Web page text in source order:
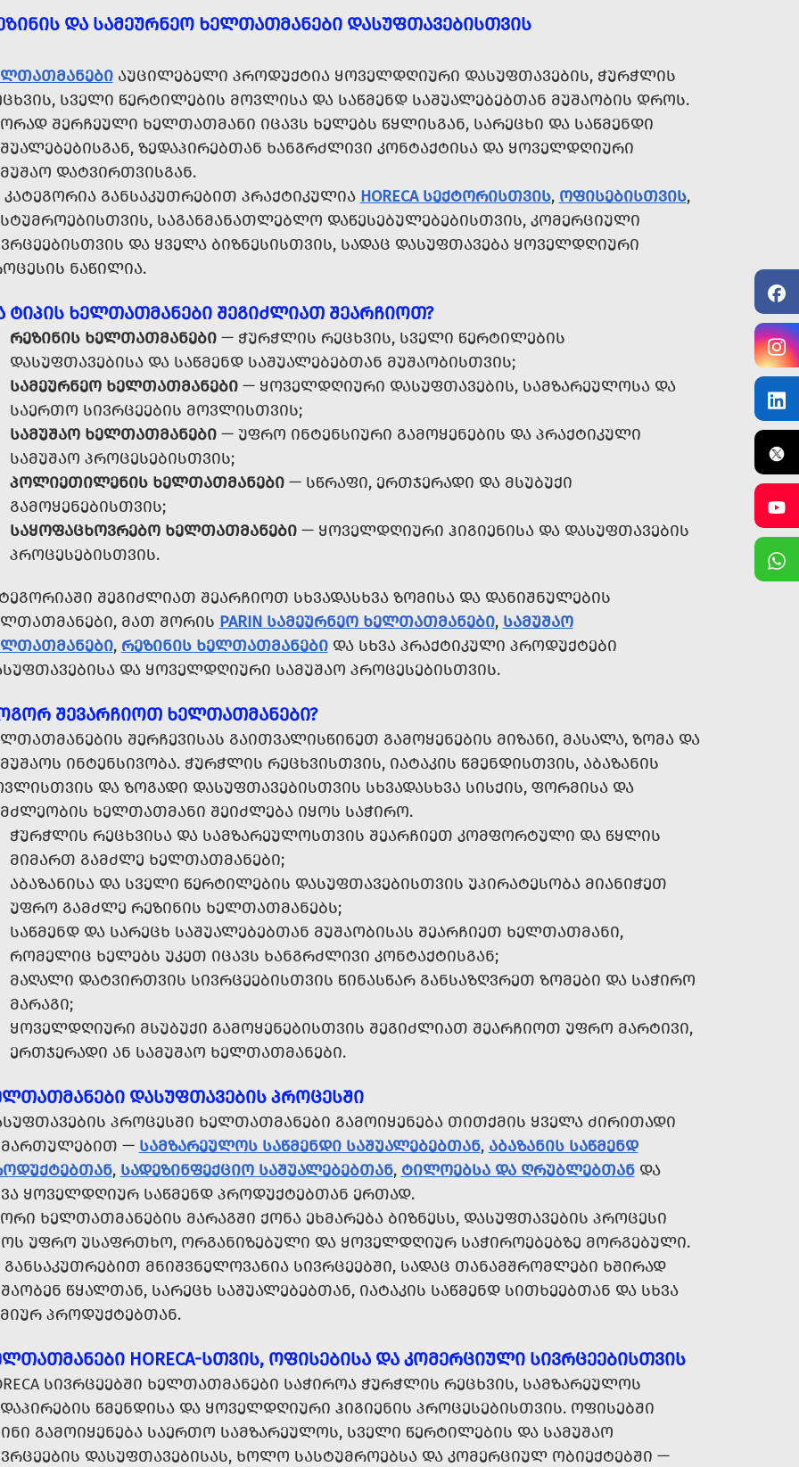
ᲓᲐ ᲡᲐᲛᲔᲣᲠᲜᲔᲝ ᲮᲔᲚᲗᲐᲗᲛᲐᲜᲔᲑᲘ ᲓᲐᲡᲣᲤᲗᲐᲕᲔᲑᲘᲡᲗᲕᲘᲡ
ᲐᲣᲪᲘᲚᲔᲑᲔᲚᲘ ᲞᲠᲝᲓᲣᲥᲢᲘᲐ ᲧᲝᲕᲔᲚᲓᲦᲘᲣᲠᲘ ᲓᲐᲡᲣᲤᲗᲐᲕᲔᲑᲘᲡ, ᲭᲣᲠᲭᲚᲘᲡ
ᲡᲕᲔᲚᲘ ᲬᲔᲠᲢᲘᲚᲔᲑᲘᲡ ᲛᲝᲕᲚᲘᲡᲐ ᲓᲐ ᲡᲐᲬᲛᲔᲜᲓ ᲡᲐᲨᲣᲐᲚᲔᲑᲔᲑᲗᲐᲜ ᲛᲣᲨᲐᲝᲑᲘᲡ ᲓᲠᲝᲡ.
ᲨᲔᲠᲩᲔᲣᲚᲘ ᲮᲔᲚᲗᲐᲗᲛᲐᲜᲘ ᲘᲪᲐᲕᲡ ᲮᲔᲚᲔᲑᲡ ᲬᲧᲚᲘᲡᲒᲐᲜ, ᲡᲐᲠᲔᲪᲮᲘ ᲓᲐ ᲡᲐᲬᲛᲔᲜᲓᲘ
ᲖᲔᲓᲐᲞᲘᲠᲔᲑᲗᲐᲜ ᲮᲐᲜᲒᲠᲫᲚᲘᲕᲘ ᲙᲝᲜᲢᲐᲥᲢᲘᲡᲐ ᲓᲐ ᲧᲝᲕᲔᲚᲓᲦᲘᲣᲠᲘ
ᲓᲐᲢᲕᲘᲠᲗᲕᲘᲡᲒᲐᲜ.
ᲙᲐᲢᲔᲒᲝᲠᲘᲐ ᲒᲐᲜᲡᲐᲙᲣᲗᲠᲔᲑᲘᲗ ᲞᲠᲐᲥᲢᲘᲙᲣᲚᲘᲐ HORECA ᲡᲔᲥᲢᲝᲠᲘᲡᲗᲕᲘᲡ, ᲝᲤᲘᲡᲔᲑᲘᲡᲗᲕᲘᲡ,
ᲡᲐᲒᲐᲜᲛᲐᲜᲐᲗᲚᲔᲑᲚᲝ ᲓᲐᲬᲔᲡᲔᲑᲣᲚᲔᲑᲔᲑᲘᲡᲗᲕᲘᲡ, ᲙᲝᲛᲔᲠᲪᲘᲣᲚᲘ
ᲓᲐ ᲧᲕᲔᲚᲐ ᲑᲘᲖᲜᲔᲡᲘᲡᲗᲕᲘᲡ, ᲡᲐᲓᲐᲪ ᲓᲐᲡᲣᲤᲗᲐᲕᲔᲑᲐ ᲧᲝᲕᲔᲚᲓᲦᲘᲣᲠᲘ
ᲜᲐᲬᲘᲚᲘᲐ.
ᲢᲘᲞᲘᲡ ᲮᲔᲚᲗᲐᲗᲛᲐᲜᲔᲑᲘ ᲨᲔᲒᲘᲫᲚᲘᲐᲗ ᲨᲔᲐᲠᲩᲘᲝᲗ?
ᲠᲔᲖᲘᲜᲘᲡ ᲮᲔᲚᲗᲐᲗᲛᲐᲜᲔᲑᲘ— ᲭᲣᲠᲭᲚᲘᲡ ᲠᲔᲪᲮᲕᲘᲡ, ᲡᲕᲔᲚᲘ ᲬᲔᲠᲢᲘᲚᲔᲑᲘᲡ
ᲓᲐᲡᲣᲤᲗᲐᲕᲔᲑᲘᲡᲐ ᲓᲐ ᲡᲐᲬᲛᲔᲜᲓ ᲡᲐᲨᲣᲐᲚᲔᲑᲔᲑᲗᲐᲜ ᲛᲣᲨᲐᲝᲑᲘᲡᲗᲕᲘᲡ;
ᲡᲐᲛᲔᲣᲠᲜᲔᲝ ᲮᲔᲚᲗᲐᲗᲛᲐᲜᲔᲑᲘ— ᲧᲝᲕᲔᲚᲓᲦᲘᲣᲠᲘ ᲓᲐᲡᲣᲤᲗᲐᲕᲔᲑᲘᲡ, ᲡᲐᲛᲖᲐᲠᲔᲣᲚᲝᲡᲐ ᲓᲐ
ᲡᲐᲔᲠᲗᲝ ᲡᲘᲕᲠᲪᲔᲔᲑᲘᲡ ᲛᲝᲕᲚᲘᲡᲗᲕᲘᲡ;
ᲡᲐᲛᲣᲨᲐᲝ ᲮᲔᲚᲗᲐᲗᲛᲐᲜᲔᲑᲘ— ᲣᲤᲠᲝ ᲘᲜᲢᲔᲜᲡᲘᲣᲠᲘ ᲒᲐᲛᲝᲧᲔᲜᲔᲑᲘᲡ ᲓᲐ ᲞᲠᲐᲥᲢᲘᲙᲣᲚᲘ
ᲡᲐᲛᲣᲨᲐᲝ ᲞᲠᲝᲪᲔᲡᲔᲑᲘᲡᲗᲕᲘᲡ;
ᲞᲝᲚᲘᲔᲗᲘᲚᲔᲜᲘᲡ ᲮᲔᲚᲗᲐᲗᲛᲐᲜᲔᲑᲘ— ᲡᲬᲠᲐᲤᲘ, ᲔᲠᲗᲯᲔᲠᲐᲓᲘ ᲓᲐ ᲛᲡᲣᲑᲣᲥᲘ
ᲒᲐᲛᲝᲧᲔᲜᲔᲑᲘᲡᲗᲕᲘᲡ;
ᲡᲐᲧᲝᲤᲐᲪᲮᲝᲕᲠᲔᲑᲝ ᲮᲔᲚᲗᲐᲗᲛᲐᲜᲔᲑᲘ— ᲧᲝᲕᲔᲚᲓᲦᲘᲣᲠᲘ ᲰᲘᲒᲘᲔᲜᲘᲡᲐ ᲓᲐ ᲓᲐᲡᲣᲤᲗᲐᲕᲔᲑᲘᲡ
ᲞᲠᲝᲪᲔᲡᲔᲑᲘᲡᲗᲕᲘᲡ.
ᲨᲔᲒᲘᲫᲚᲘᲐᲗ ᲨᲔᲐᲠᲩᲘᲝᲗ ᲡᲮᲕᲐᲓᲐᲡᲮᲕᲐ ᲖᲝᲛᲘᲡᲐ ᲓᲐ ᲓᲐᲜᲘᲨᲜᲣᲚᲔᲑᲘᲡ
ᲛᲐᲗ ᲨᲝᲠᲘᲡ PARIN ᲡᲐᲛᲔᲣᲠᲜᲔᲝ ᲮᲔᲚᲗᲐᲗᲛᲐᲜᲔᲑᲘ, ᲡᲐᲛᲣᲨᲐᲝ
, ᲠᲔᲖᲘᲜᲘᲡ ᲮᲔᲚᲗᲐᲗᲛᲐᲜᲔᲑᲘᲓᲐ ᲡᲮᲕᲐ ᲞᲠᲐᲥᲢᲘᲙᲣᲚᲘ ᲞᲠᲝᲓᲣᲥᲢᲔᲑᲘ
ᲓᲐ ᲧᲝᲕᲔᲚᲓᲦᲘᲣᲠᲘ ᲡᲐᲛᲣᲨᲐᲝ ᲞᲠᲝᲪᲔᲡᲔᲑᲘᲡᲗᲕᲘᲡ.
ᲨᲔᲕᲐᲠᲩᲘᲝᲗ ᲮᲔᲚᲗᲐᲗᲛᲐᲜᲔᲑᲘ?
ᲨᲔᲠᲩᲔᲕᲘᲡᲐᲡ ᲒᲐᲘᲗᲕᲐᲚᲘᲡᲬᲘᲜᲔᲗ ᲒᲐᲛᲝᲧᲔᲜᲔᲑᲘᲡ ᲛᲘᲖᲐᲜᲘ, ᲛᲐᲡᲐᲚᲐ, ᲖᲝᲛᲐ ᲓᲐ
ᲘᲜᲢᲔᲜᲡᲘᲕᲝᲑᲐ. ᲭᲣᲠᲭᲚᲘᲡ ᲠᲔᲪᲮᲕᲘᲡᲗᲕᲘᲡ, ᲘᲐᲢᲐᲙᲘᲡ ᲬᲛᲔᲜᲓᲘᲡᲗᲕᲘᲡ, ᲐᲑᲐᲖᲐᲜᲘᲡ
ᲓᲐ ᲖᲝᲒᲐᲓᲘ ᲓᲐᲡᲣᲤᲗᲐᲕᲔᲑᲘᲡᲗᲕᲘᲡ ᲡᲮᲕᲐᲓᲐᲡᲮᲕᲐ ᲡᲘᲡᲥᲘᲡ, ᲤᲝᲠᲛᲘᲡᲐ ᲓᲐ
ᲮᲔᲚᲗᲐᲗᲛᲐᲜᲘ ᲨᲔᲘᲫᲚᲔᲑᲐ ᲘᲧᲝᲡ ᲡᲐᲭᲘᲠᲝ.
ᲭᲣᲠᲭᲚᲘᲡ ᲠᲔᲪᲮᲕᲘᲡᲐ ᲓᲐ ᲡᲐᲛᲖᲐᲠᲔᲣᲚᲝᲡᲗᲕᲘᲡ ᲨᲔᲐᲠᲩᲘᲔᲗ ᲙᲝᲛᲤᲝᲠᲢᲣᲚᲘ ᲓᲐ ᲬᲧᲚᲘᲡ
ᲛᲘᲛᲐᲠᲗ ᲒᲐᲛᲫᲚᲔ ᲮᲔᲚᲗᲐᲗᲛᲐᲜᲔᲑᲘ;
ᲐᲑᲐᲖᲐᲜᲘᲡᲐ ᲓᲐ ᲡᲕᲔᲚᲘ ᲬᲔᲠᲢᲘᲚᲔᲑᲘᲡ ᲓᲐᲡᲣᲤᲗᲐᲕᲔᲑᲘᲡᲗᲕᲘᲡ ᲣᲞᲘᲠᲐᲢᲔᲡᲝᲑᲐ ᲛᲘᲐᲜᲘᲭᲔᲗ
ᲣᲤᲠᲝ ᲒᲐᲛᲫᲚᲔ ᲠᲔᲖᲘᲜᲘᲡ ᲮᲔᲚᲗᲐᲗᲛᲐᲜᲔᲑᲡ;
ᲡᲐᲬᲛᲔᲜᲓ ᲓᲐ ᲡᲐᲠᲔᲪᲮ ᲡᲐᲨᲣᲐᲚᲔᲑᲔᲑᲗᲐᲜ ᲛᲣᲨᲐᲝᲑᲘᲡᲐᲡ ᲨᲔᲐᲠᲩᲘᲔᲗ ᲮᲔᲚᲗᲐᲗᲛᲐᲜᲘ,
ᲠᲝᲛᲔᲚᲘᲪ ᲮᲔᲚᲔᲑᲡ ᲣᲙᲔᲗ ᲘᲪᲐᲕᲡ ᲮᲐᲜᲒᲠᲫᲚᲘᲕᲘ ᲙᲝᲜᲢᲐᲥᲢᲘᲡᲒᲐᲜ;
ᲛᲐᲦᲐᲚᲘ ᲓᲐᲢᲕᲘᲠᲗᲕᲘᲡ ᲡᲘᲕᲠᲪᲔᲔᲑᲘᲡᲗᲕᲘᲡ ᲬᲘᲜᲐᲡᲬᲐᲠ ᲒᲐᲜᲡᲐᲖᲦᲕᲠᲔᲗ ᲖᲝᲛᲔᲑᲘ ᲓᲐ ᲡᲐᲭᲘᲠᲝ
ᲛᲐᲠᲐᲒᲘ;
ᲧᲝᲕᲔᲚᲓᲦᲘᲣᲠᲘ ᲛᲡᲣᲑᲣᲥᲘ ᲒᲐᲛᲝᲧᲔᲜᲔᲑᲘᲡᲗᲕᲘᲡ ᲨᲔᲒᲘᲫᲚᲘᲐᲗ ᲨᲔᲐᲠᲩᲘᲝᲗ ᲣᲤᲠᲝ ᲛᲐᲠᲢᲘᲕᲘ,
ᲔᲠᲗᲯᲔᲠᲐᲓᲘ ᲐᲜ ᲡᲐᲛᲣᲨᲐᲝ ᲮᲔᲚᲗᲐᲗᲛᲐᲜᲔᲑᲘ.
ᲓᲐᲡᲣᲤᲗᲐᲕᲔᲑᲘᲡ ᲞᲠᲝᲪᲔᲡᲨᲘ
ᲞᲠᲝᲪᲔᲡᲨᲘ ᲮᲔᲚᲗᲐᲗᲛᲐᲜᲔᲑᲘ ᲒᲐᲛᲝᲘᲧᲔᲜᲔᲑᲐ ᲗᲘᲗᲥᲛᲘᲡ ᲧᲕᲔᲚᲐ ᲫᲘᲠᲘᲗᲐᲓᲘ
— ᲡᲐᲛᲖᲐᲠᲔᲣᲚᲝᲡ ᲡᲐᲬᲛᲔᲜᲓᲘ ᲡᲐᲨᲣᲐᲚᲔᲑᲔᲑᲗᲐᲜ, ᲐᲑᲐᲖᲐᲜᲘᲡ ᲡᲐᲬᲛᲔᲜᲓ
, ᲡᲐᲓᲔᲖᲘᲜᲤᲔᲥᲪᲘᲝ ᲡᲐᲨᲣᲐᲚᲔᲑᲔᲑᲗᲐᲜ, ᲢᲘᲚᲝᲔᲑᲡᲐ ᲓᲐ ᲦᲠᲣᲑᲚᲔᲑᲗᲐᲜᲓᲐ
ᲧᲝᲕᲔᲚᲓᲦᲘᲣᲠ ᲡᲐᲬᲛᲔᲜᲓ ᲞᲠᲝᲓᲣᲥᲢᲔᲑᲗᲐᲜ ᲔᲠᲗᲐᲓ.
ᲮᲔᲚᲗᲐᲗᲛᲐᲜᲔᲑᲘᲡ ᲛᲐᲠᲐᲒᲨᲘ ᲥᲝᲜᲐ ᲔᲮᲛᲐᲠᲔᲑᲐ ᲑᲘᲖᲜᲔᲡᲡ, ᲓᲐᲡᲣᲤᲗᲐᲕᲔᲑᲘᲡ ᲞᲠᲝᲪᲔᲡᲘ
ᲣᲤᲠᲝ ᲣᲡᲐᲤᲠᲗᲮᲝ, ᲝᲠᲒᲐᲜᲘᲖᲔᲑᲣᲚᲘ ᲓᲐ ᲧᲝᲕᲔᲚᲓᲦᲘᲣᲠ ᲡᲐᲭᲘᲠᲝᲔᲑᲔᲑᲖᲔ ᲛᲝᲠᲒᲔᲑᲣᲚᲘ.
ᲒᲐᲜᲡᲐᲙᲣᲗᲠᲔᲑᲘᲗ ᲛᲜᲘᲨᲕᲜᲔᲚᲝᲕᲐᲜᲘᲐ ᲡᲘᲕᲠᲪᲔᲔᲑᲨᲘ, ᲡᲐᲓᲐᲪ ᲗᲐᲜᲐᲛᲨᲠᲝᲛᲚᲔᲑᲘ ᲮᲨᲘᲠᲐᲓ
ᲬᲧᲐᲚᲗᲐᲜ, ᲡᲐᲠᲔᲪᲮ ᲡᲐᲨᲣᲐᲚᲔᲑᲔᲑᲗᲐᲜ, ᲘᲐᲢᲐᲙᲘᲡ ᲡᲐᲬᲛᲔᲜᲓ ᲡᲘᲗᲮᲔᲔᲑᲗᲐᲜ ᲓᲐ ᲡᲮᲕᲐ
ᲞᲠᲝᲓᲣᲥᲢᲔᲑᲗᲐᲜ.
HORECA-ᲡᲗᲕᲘᲡ, ᲝᲤᲘᲡᲔᲑᲘᲡᲐ ᲓᲐ ᲙᲝᲛᲔᲠᲪᲘᲣᲚᲘ ᲡᲘᲕᲠᲪᲔᲔᲑᲘᲡᲗᲕᲘᲡ
ᲡᲘᲕᲠᲪᲔᲔᲑᲨᲘ ᲮᲔᲚᲗᲐᲗᲛᲐᲜᲔᲑᲘ ᲡᲐᲭᲘᲠᲝᲐ ᲭᲣᲠᲭᲚᲘᲡ ᲠᲔᲪᲮᲕᲘᲡ, ᲡᲐᲛᲖᲐᲠᲔᲣᲚᲝᲡ
ᲬᲛᲔᲜᲓᲘᲡᲐ ᲓᲐ ᲧᲝᲕᲔᲚᲓᲦᲘᲣᲠᲘ ᲰᲘᲒᲘᲔᲜᲘᲡ ᲞᲠᲝᲪᲔᲡᲔᲑᲘᲡᲗᲕᲘᲡ. ᲝᲤᲘᲡᲔᲑᲨᲘ
ᲒᲐᲛᲝᲘᲧᲔᲜᲔᲑᲐ ᲡᲐᲔᲠᲗᲝ ᲡᲐᲛᲖᲐᲠᲔᲣᲚᲝᲡ, ᲡᲕᲔᲚᲘ ᲬᲔᲠᲢᲘᲚᲔᲑᲘᲡ ᲓᲐ ᲡᲐᲛᲣᲨᲐᲝ
ᲓᲐᲡᲣᲤᲗᲐᲕᲔᲑᲘᲡᲐᲡ, ᲮᲝᲚᲝ ᲡᲐᲡᲢᲣᲛᲠᲝᲔᲑᲡᲐ ᲓᲐ ᲙᲝᲛᲔᲠᲪᲘᲣᲚ ᲝᲑᲘᲔᲥᲢᲔᲑᲨᲘ —